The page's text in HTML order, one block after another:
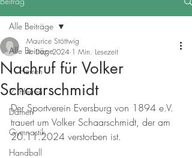
Alle Beiträge
1. Herren
2. Herren
Damen
Gymnastik
Handball
Alle Beiträge
Nachruf für Volker
Schaarschmidt
Maurice Stöttwig
4. Dez. 2024 1 Min. Lesezeit
Der Sportverein Eversburg von 1894 e.V.
trauert um Volker Schaarschmidt, der am
20.11.2024 verstorben ist.